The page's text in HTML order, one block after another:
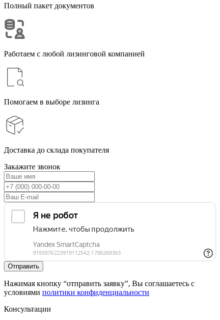
Полный пакет документов
Работаем с любой лизинговой компанией
Помогаем в выборе лизинга
Доставка до склада покупателя
Закажите звонок
Нажимая кнопку “отправить заявку”, Вы соглашаетесь с
условиями политики конфиденциальности
Консультации